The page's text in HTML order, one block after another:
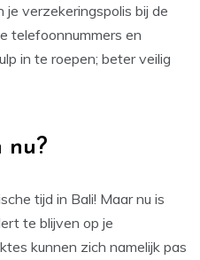
verzekeringspolis bij de
telefoonnummers en
in te roepen; beter veilig
nu?
tijd in Bali! Maar nu is
te blijven op je
kunnen zich namelijk pas